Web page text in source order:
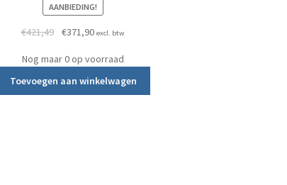
AANBIEDING!
€421,49 Oorspronkelijke prijs was: €421,49.
€371,90Huidige prijs is: €371,90.
excl. btw
Nog maar 0 op voorraad
Toevoegen aan winkelwagen